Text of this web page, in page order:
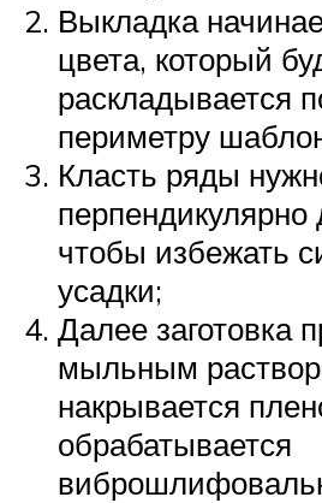
Выкладка
цвета, который
раскладывается
периметру
Класть ряды
перпендикулярно
чтобы избежать
усадки;
Далее заготовка
мыльным
накрывается
обрабатывается